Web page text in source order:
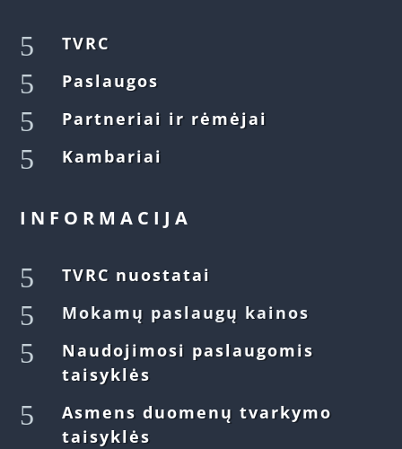
5 TVRC
5 Paslaugos
5 Partneriai ir rėmėjai
5 Kambariai
INFORMACIJA
5 TVRC nuostatai
5 Mokamų paslaugų kainos
5
Naudojimosi paslaugomis
taisyklės
5
Asmens duomenų tvarkymo
taisyklės